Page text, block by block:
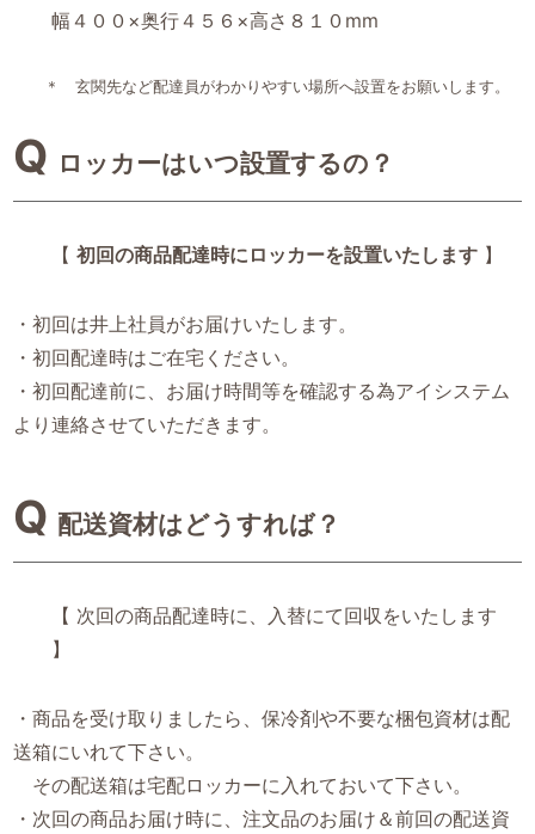
幅４００×奥行４５６×高さ８１０mm
＊ 玄関先など配達員がわかりやすい場所へ設置をお願いします。
ロッカーはいつ設置するの？
【初回の商品配達時にロッカーを設置いたします 】
・初回は井上社員がお届けいたします。
・初回配達時はご在宅ください。
・初回配達前に、お届け時間等を確認する為アイシステム
より連絡させていただきます。
配送資材はどうすれば？
【 次回の商品配達時に、入替にて回収をいたします
】
・商品を受け取りましたら、保冷剤や不要な梱包資材は配
送箱にいれて下さい。
その配送箱は宅配ロッカーに入れておいて下さい。
・次回の商品お届け時に、注文品のお届け＆前回の配送資